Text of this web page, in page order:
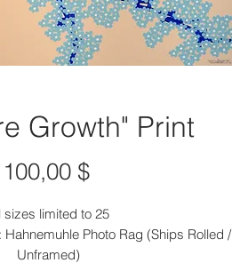
Growth" Print
100,00 $Τιμή
sizes limited to 25
Photo Rag (Ships Rolled /
Unframed)